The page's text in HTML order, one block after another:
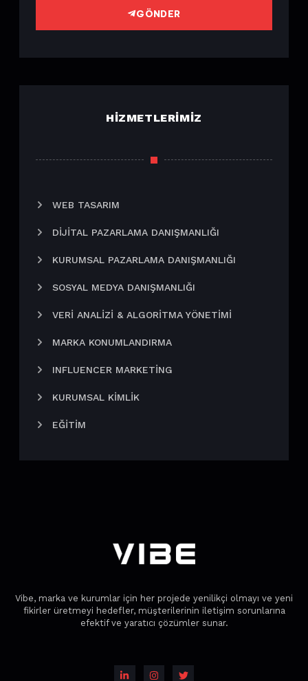
GÖNDER
HIZMETLERIMIZ
WEB TASARIM
DIJITAL PAZARLAMA DANIŞMANLIĞI
KURUMSAL PAZARLAMA DANIŞMANLIĞI
SOSYAL MEDYA DANIŞMANLIĞI
VERI ANALIZI & ALGORITMA YÖNETIMI
MARKA KONUMLANDIRMA
INFLUENCER MARKETING
KURUMSAL KIMLIK
EĞITIM
Vibe, marka ve kurumlar için her projede yenilikçi olmayı ve yeni
fikirler üretmeyi hedefler, müşterilerinin iletişim sorunlarına
efektif ve yaratıcı çözümler sunar.